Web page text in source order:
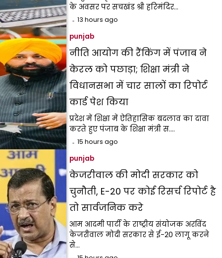
के अवसर पर सचखंड श्री हरिमंदिर…
13 hours ago
punjab
नीति आयोग की रैंकिंग में पंजाब ने
केरल को पछाड़ा; शिक्षा मंत्री ने
विधानसभा में चार सालों का रिपोर्ट
कार्ड पेश किया
प्रदेश में शिक्षा में ऐतिहासिक बदलाव का दावा
करते हुए पंजाब के शिक्षा मंत्री स.…
15 hours ago
punjab
केजरीवाल की मोदी सरकार को
चुनौती, E-20 पर कोई रिसर्च रिपोर्ट है
तो सार्वजनिक करे
आम आदमी पार्टी के राष्ट्रीय संयोजक अरविंद
केजरीवाल मोदी सरकार से ई-20 लागू करने
से…